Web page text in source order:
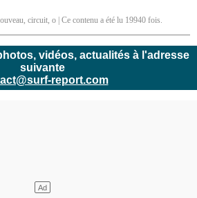
, circuit, o | Ce contenu a été lu 19940 fois.
vidéos, actualités à l'adresse
suivante
report.com